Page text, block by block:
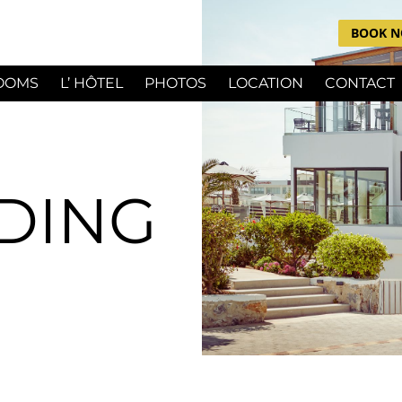
BOOK
L’ HÔTEL PHOTOS LOCATION CONTACT